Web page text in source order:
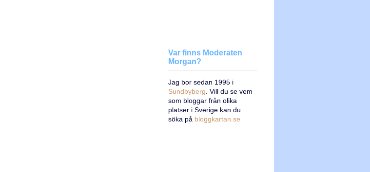
Var finns Moderaten
Morgan?
Jag bor sedan 1995 i
Sundbyberg . Vill du se vem
som bloggar från olika
platser i Sverige kan du
söka på bloggkartan.se